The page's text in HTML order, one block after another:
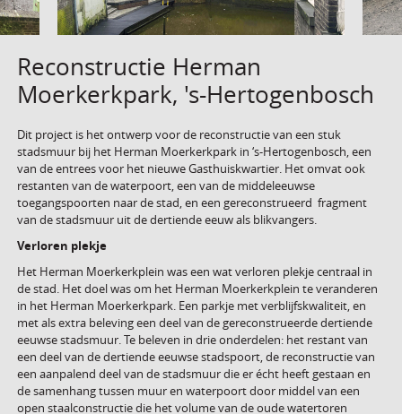
Reconstructie Herman
Moerkerkpark, 's-Hertogenbosch
Dit project is het ontwerp voor de reconstructie van een stuk
stadsmuur bij het Herman Moerkerkpark in ‘s-Hertogenbosch, een
van de entrees voor het nieuwe Gasthuiskwartier. Het omvat ook
restanten van de waterpoort, een van de middeleeuwse
toegangspoorten naar de stad, en een gereconstrueerd fragment
van de stadsmuur uit de dertiende eeuw als blikvangers.
Verloren plekje
Het Herman Moerkerkplein was een wat verloren plekje centraal in
de stad. Het doel was om het Herman Moerkerkplein te veranderen
in het Herman Moerkerkpark. Een parkje met verblijfskwaliteit, en
met als extra beleving een deel van de gereconstrueerde dertiende
eeuwse stadsmuur. Te beleven in drie onderdelen: het restant van
een deel van de dertiende eeuwse stadspoort, de reconstructie van
een aanpalend deel van de stadsmuur die er écht heeft gestaan en
de samenhang tussen muur en waterpoort door middel van een
open staalconstructie die het volume van de oude watertoren